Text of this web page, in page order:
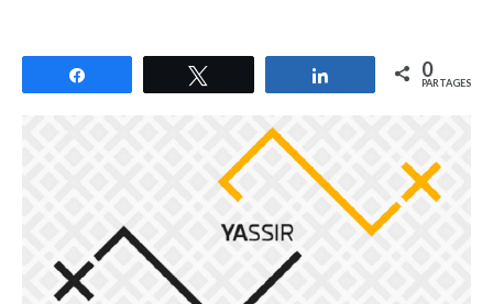
Partagez 0
PARTAGES